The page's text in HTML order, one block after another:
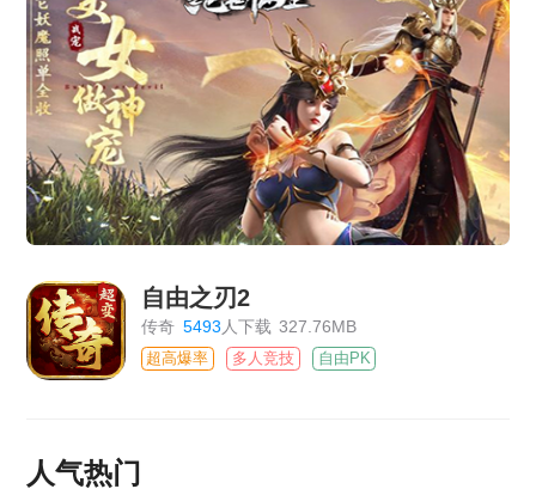
自由之刃2
传奇 5493 人下载 327.76MB
超高爆率 多人竞技 自由PK
人气热门